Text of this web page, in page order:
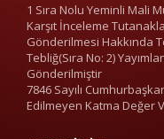
1 Sıra Nolu Yeminli Mali
Karşıt İnceleme
Gönderilmesi Hakkında
Tebliğ(Sıra No: 2)
Gönderilmiştir
7846 Sayılı
Edilmeyen Katma Değer